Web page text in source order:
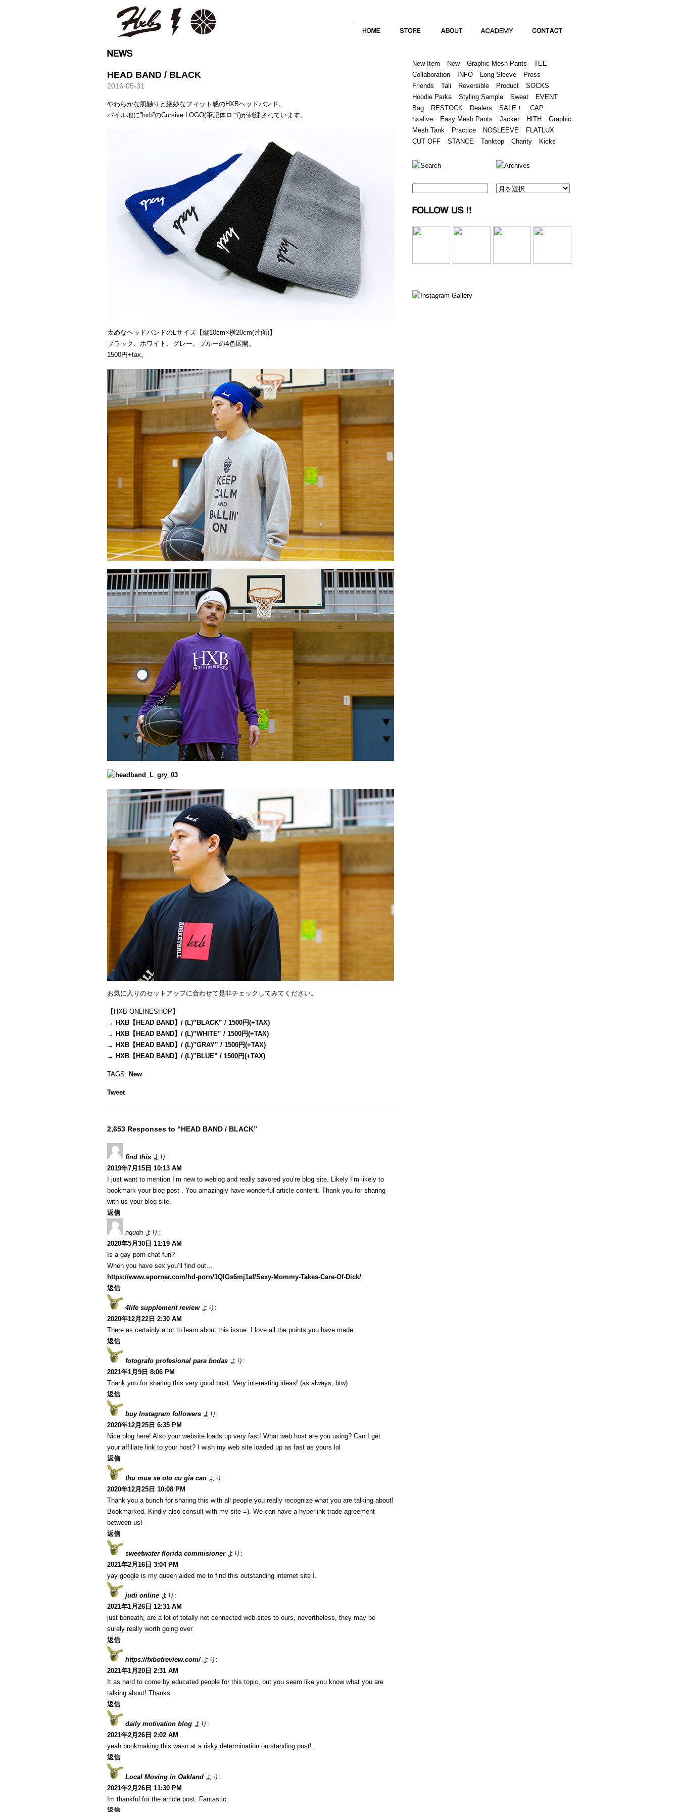
HEAD BAND / BLACK
2016-05-31
やわらかな肌触りと絶妙なフィット感のHXBヘッドバンド。
パイル地に”hxb”のCursive LOGO(筆記体ロゴ)が刺繍されています。
太めなヘッドバンドのLサイズ【縦10cm×横20cm(片面)】
ブラック、ホワイト、グレー、ブルーの4色展開。
1500円+tax。
お気に入りのセットアップに合わせて是非チェックしてみてください。
【HXB ONLINESHOP】
→ HXB【HEAD BAND】/ (L)”BLACK” / 1500円(+TAX)
→ HXB【HEAD BAND】/ (L)”WHITE” / 1500円(+TAX)
→ HXB【HEAD BAND】/ (L)”GRAY” / 1500円(+TAX)
→ HXB【HEAD BAND】/ (L)”BLUE” / 1500円(+TAX)
TAGS: New
Tweet
2,653 Responses to “HEAD BAND / BLACK”
find this より:
2019年7月15日 10:13 AM
I just want to mention I’m new to weblog and really savored you’re blog site. Likely I’m likely to
bookmark your blog post . You amazingly have wonderful article content. Thank you for sharing
with us your blog site.
返信
nqudn より:
2020年5月30日 11:19 AM
Is a gay porn chat fun?
When you have sex you’ll find out…
https://www.eporner.com/hd-porn/1QlGs6mj1af/Sexy-Mommy-Takes-Care-Of-Dick/
返信
4life supplement review より:
2020年12月22日 2:30 AM
There as certainly a lot to learn about this issue. I love all the points you have made.
返信
fotografo profesional para bodas より:
2021年1月9日 8:06 PM
Thank you for sharing this very good post. Very interesting ideas! (as always, btw)
返信
buy Instagram followers より:
2020年12月25日 6:35 PM
Nice blog here! Also your website loads up very fast! What web host are you using? Can I get
your affiliate link to your host? I wish my web site loaded up as fast as yours lol
返信
thu mua xe oto cu gia cao より:
2020年12月25日 10:08 PM
Thank you a bunch for sharing this with all people you really recognize what you are talking about!
Bookmarked. Kindly also consult with my site =). We can have a hyperlink trade agreement
between us!
返信
sweetwater florida commisioner より:
2021年2月16日 3:04 PM
yay google is my queen aided me to find this outstanding internet site !.
judi online より:
2021年1月26日 12:31 AM
just beneath, are a lot of totally not connected web-sites to ours, nevertheless, they may be
surely really worth going over
返信
https://fxbotreview.com/ より:
2021年1月20日 2:31 AM
It as hard to come by educated people for this topic, but you seem like you know what you are
talking about! Thanks
返信
daily motivation blog より:
2021年2月26日 2:02 AM
yeah bookmaking this wasn at a risky determination outstanding post!.
返信
Local Moving in Oakland より:
2021年2月26日 11:30 PM
Im thankful for the article post. Fantastic.
返信
New Item New Graphic Mesh Pants
TEE
Collaboration
INFO Long Sleeve
Press
Friends
Tali Reversible Product
SOCKS
Hoodie Parka
Styling Sample Sweat
EVENT
Bag
RESTOCK Dealers SALE！
CAP
hxalive
Easy Mesh Pants Jacket HITH
Graphic
Mesh Tank
Practice NOSLEEVE
FLATLUX
CUT OFF
STANCE Tanktop Charity Kicks